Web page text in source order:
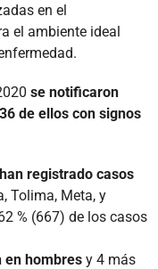
en el
el ambiente ideal
se notificaron
de ellos con signos
registrado casos
Tolima, Meta, y
% (667) de los casos
en hombres y 4 más